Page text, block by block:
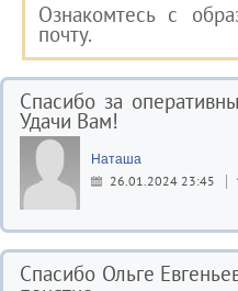
Ознакомтесь с
почту.
Спасибо за
Удачи Вам!
Наташа
26.01.2024 23:45
Спасибо Ольге